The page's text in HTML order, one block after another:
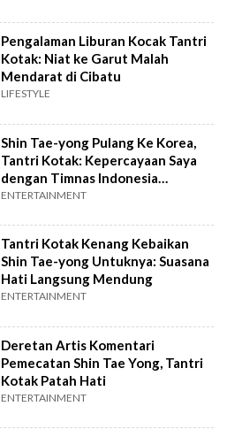
Pengalaman Liburan Kocak Tantri
Kotak: Niat ke Garut Malah
Mendarat di Cibatu
LIFESTYLE
Shin Tae-yong Pulang Ke Korea,
Tantri Kotak: Kepercayaan Saya
dengan Timnas Indonesia
Bertambah
ENTERTAINMENT
Tantri Kotak Kenang Kebaikan
Shin Tae-yong Untuknya: Suasana
Hati Langsung Mendung
ENTERTAINMENT
Deretan Artis Komentari
Pemecatan Shin Tae Yong, Tantri
Kotak Patah Hati
ENTERTAINMENT